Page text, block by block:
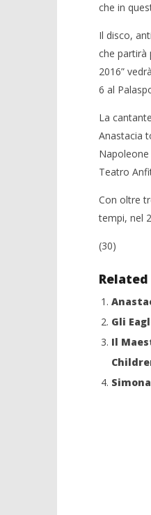
Sei live
05/02/2016
che in
Il disco,
che partirà
2016”
6 al
La
Anastacia
Napoleone
Teatro
Con oltre
tempi, nel
(30)
Related
Gli
Il